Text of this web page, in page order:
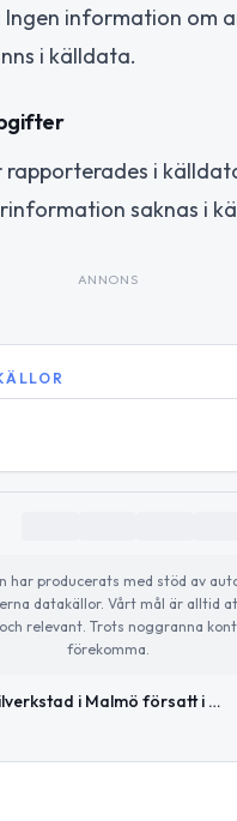
Ingen information om
i källdata.
rapporterades i
saknas i
ANNONS
har producerats med stöd av
datakällor. Vårt mål är alltid
relevant. Trots noggranna
förekomma.
Bilverkstad i Malmö försatt i konkurs under 2024